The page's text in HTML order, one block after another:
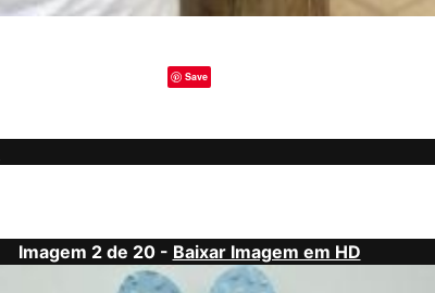
Save
Imagem 2 de 20 - Baixar Imagem em HD